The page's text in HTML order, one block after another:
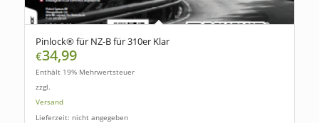
Pinlock® für NZ-B für 310er Klar
€34,99
Enthält 19% Mehrwertsteuer
zzgl.
Versand
Lieferzeit: nicht angegeben